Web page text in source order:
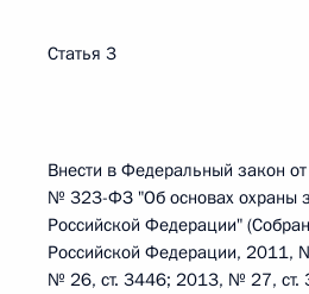
Статья 3
Внести в Федеральный закон
№ 323-ФЗ "Об основах охраны
Российской Федерации"
Российской Федерации, 2011,
№ 26, ст. 3446; 2013, № 27, ст.